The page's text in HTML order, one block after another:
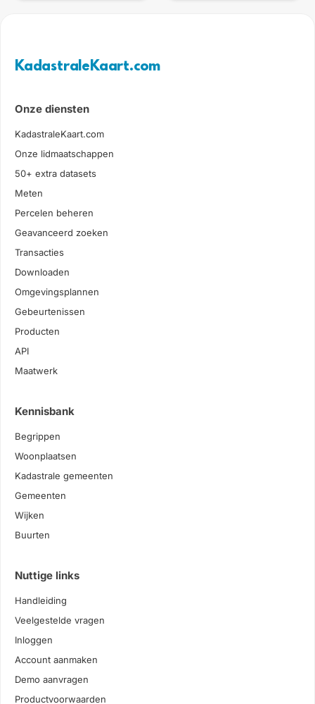
KadastraleKaart.com
Onze diensten
KadastraleKaart.com
Onze lidmaatschappen
50+ extra datasets
Meten
Percelen beheren
Geavanceerd zoeken
Transacties
Downloaden
Omgevingsplannen
Gebeurtenissen
Producten
API
Maatwerk
Kennisbank
Begrippen
Woonplaatsen
Kadastrale gemeenten
Gemeenten
Wijken
Buurten
Nuttige links
Handleiding
Veelgestelde vragen
Inloggen
Account aanmaken
Demo aanvragen
Productvoorwaarden